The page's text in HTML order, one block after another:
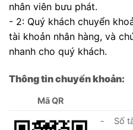
nhân viên bưu phát.
- 2: Quý khách chuyển
tài khoản nhân hàng, và
nhanh cho quý khách.
Thông tin chuyển khoản:
Mã QR
- Số